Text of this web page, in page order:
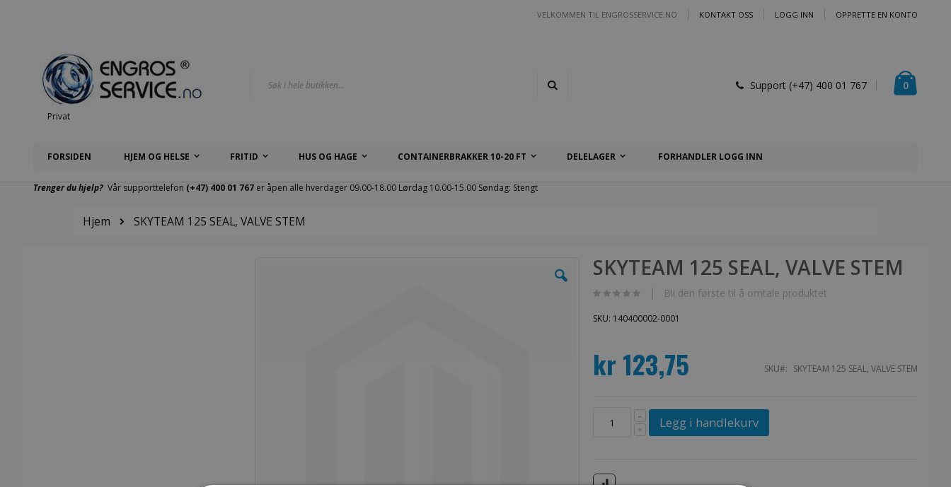
VELKOMMEN TIL ENGROSSERVICE.NO KONTAKT OSS LOGG INN OPPRETTE EN KONTO
Privat
0varer
Support (+47) 400 01 767
FORSIDEN HJEM OG HELSE FRITID HUS OG HAGE CONTAINERBRAKKER 10-20 FT DELELAGER FORHANDLER LOGG INN
Trenger du hjelp? Vår supporttelefon (+47) 400 01 767 er åpen alle hverdager 09.00-18.00 Lørdag 10.00-15.00 Søndag: Stengt
Hjem SKYTEAM 125 SEAL, VALVE STEM
SKYTEAM 125 SEAL, VALVE STEM
Bli den første til å omtale produktet
SKU: 140400002-0001
kr 123,75 SKU SKYTEAM 125 SEAL, VALVE STEM
Legg i handlekurv